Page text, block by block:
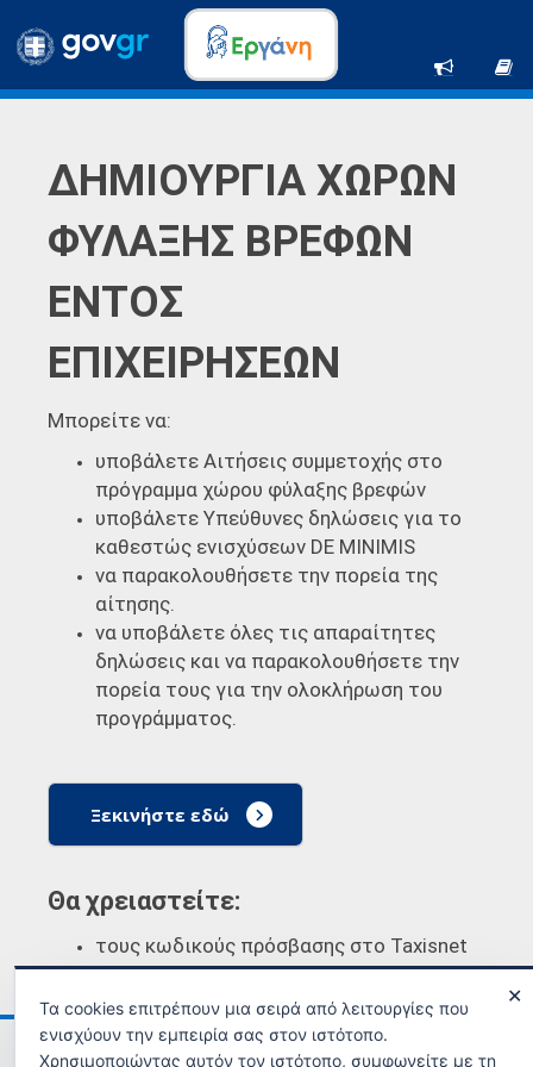
ΔΗΜΙΟΥΡΓΙΑ ΧΩΡΩΝ
ΦΥΛΑΞΗΣ ΒΡΕΦΩΝ
ΕΝΤΟΣ
ΕΠΙΧΕΙΡΗΣΕΩΝ
Μπορείτε να:
υποβάλετε Αιτήσεις συμμετοχής στο
πρόγραμμα χώρου φύλαξης βρεφών
υποβάλετε Υπεύθυνες δηλώσεις για το
καθεστώς ενισχύσεων DE MINIMIS
να παρακολουθήσετε την πορεία της
αίτησης.
να υποβάλετε όλες τις απαραίτητες
δηλώσεις και να παρακολουθήσετε την
πορεία τους για την ολοκλήρωση του
προγράμματος.
Ξεκινήστε εδώ
Θα χρειαστείτε:
τους κωδικούς πρόσβασης στο Taxisnet
Ανακοινώσεις Όροι χρήσης
✕
Τα cookies επιτρέπουν μια σειρά από λειτουργίες που
ενισχύουν την εμπειρία σας στον ιστότοπο.
Χρησιμοποιώντας αυτόν τον ιστότοπο, συμφωνείτε με τη